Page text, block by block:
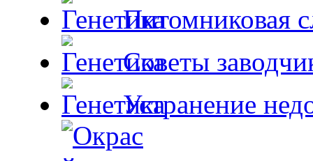
Питомниковая
Советы
Устранение